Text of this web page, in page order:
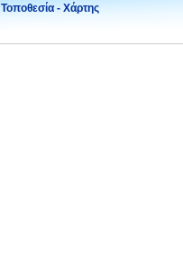
Τοποθεσία - Χάρτης